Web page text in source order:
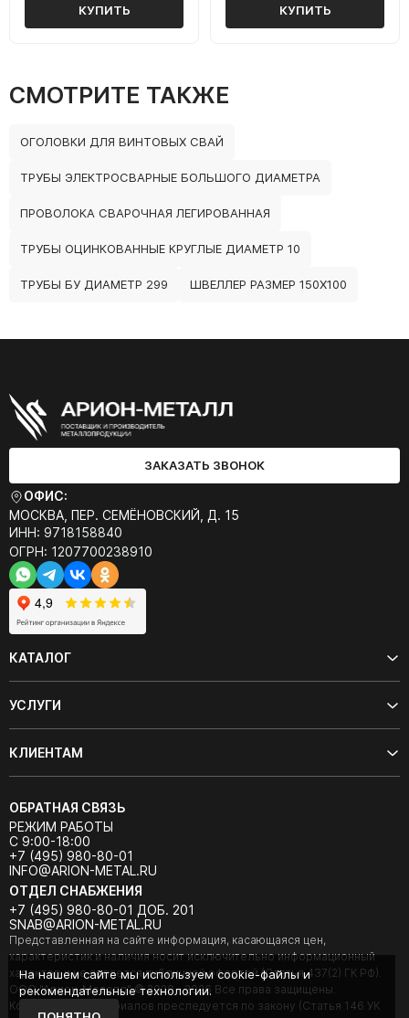
КУПИТЬ КУПИТЬ
СМОТРИТЕ ТАКЖЕ
ОГОЛОВКИ ДЛЯ ВИНТОВЫХ СВАЙ
ТРУБЫ ЭЛЕКТРОСВАРНЫЕ БОЛЬШОГО ДИАМЕТРА
ПРОВОЛОКА СВАРОЧНАЯ ЛЕГИРОВАННАЯ
ТРУБЫ ОЦИНКОВАННЫЕ КРУГЛЫЕ ДИАМЕТР 10
ТРУБЫ БУ ДИАМЕТР 299 ШВЕЛЛЕР РАЗМЕР 150Х100
ЗАКАЗАТЬ ЗВОНОК
ОФИС:
МОСКВА, ПЕР. СЕМЁНОВСКИЙ, Д. 15
ИНН: 9718158840
ОГРН: 1207700238910
КАТАЛОГ
УСЛУГИ
КЛИЕНТАМ
ОБРАТНАЯ СВЯЗЬ
РЕЖИМ РАБОТЫ
С 9:00-18:00
+7 (495) 980-80-01
INFO@ARION-METAL.RU
ОТДЕЛ СНАБЖЕНИЯ
+7 (495) 980-80-01 ДОБ. 201
SNAB@ARION-METAL.RU
Представленная на сайте информация, касающаяся цен,
характеристик и наличия носит исключительно информационный
характер и не является публичной офертой (Статья 437(2) ГК РФ).
ООО "Арион-Металл" © 2020 - 2026 Все права защищены.
Копирование материалов преследуется по закону (Статья 146 УК
На нашем сайте мы используем cookie-файлы и
рекомендательные технологии.